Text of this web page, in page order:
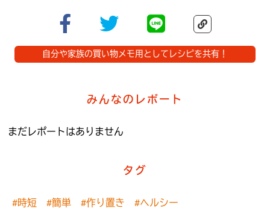
自分や家族の買い物メモ用としてレシピを共有！
みんなのレポート
まだレポートはありません
タグ
#時短 #簡単 #作り置き #ヘルシー